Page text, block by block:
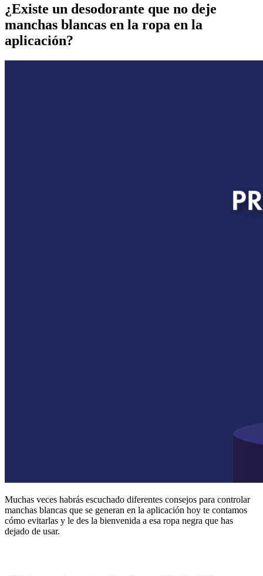
¿Existe un desodorante que no deje
manchas blancas en la ropa en la
aplicación?
Muchas veces habrás escuchado diferentes consejos para controlar
manchas blancas que se generan en la aplicación hoy te contamos
cómo evitarlas y le des la bienvenida a esa ropa negra que has
dejado de usar.